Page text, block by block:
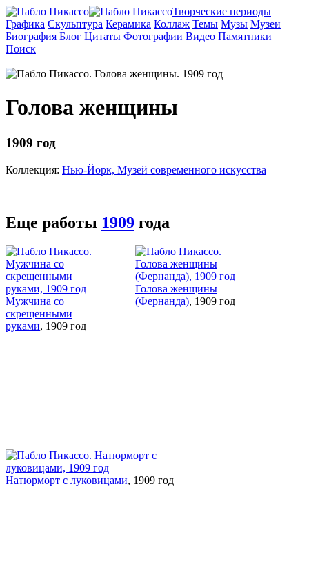
Творческие периоды
Графика Скульптура Керамика Коллаж Темы Музы Музеи
Биография Блог Цитаты Фотографии Видео Памятники
Поиск
Голова женщины
1909 год
Коллекция: Нью-Йорк, Музей современного искусства
Еще работы 1909 года
Мужчина со
скрещенными
руками, 1909 год
Голова женщины
(Фернанда), 1909 год
Натюрморт с луковицами, 1909 год